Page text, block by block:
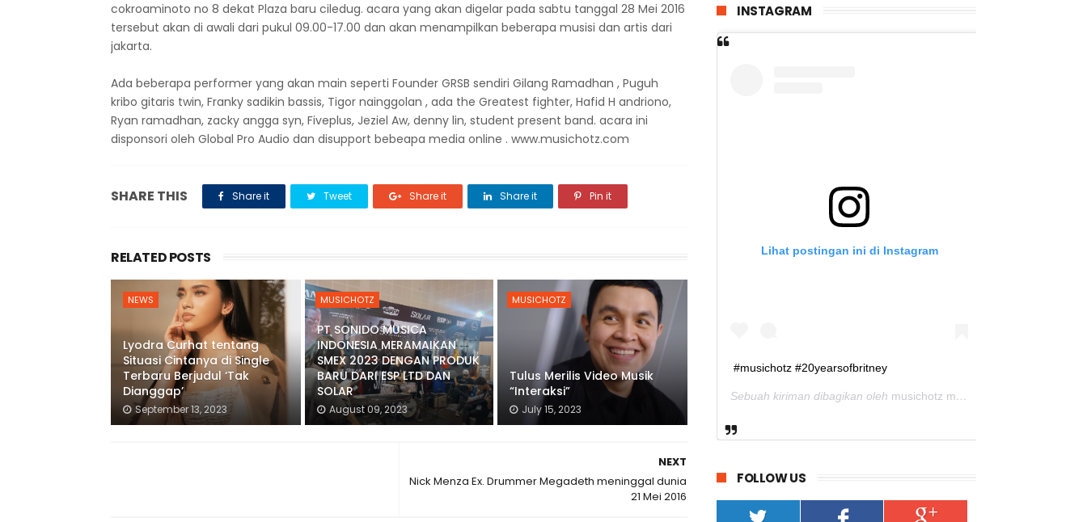
cokroaminoto no 8 dekat Plaza baru ciledug. acara yang akan digelar pada sabtu tanggal 28 Mei 2016
tersebut akan di awali dari pukul 09.00-17.00 dan akan menampilkan beberapa musisi dan artis dari
jakarta.
Ada beberapa performer yang akan main seperti Founder GRSB sendiri Gilang Ramadhan , Puguh
kribo gitaris twin, Franky sadikin bassis, Tigor nainggolan , ada the Greatest fighter, Hafid H andriono,
Ryan ramadhan, zacky angga syn, Fiveplus, Jeziel Aw, denny lin, student present band. acara ini
disponsori oleh Global Pro Audio dan disupport bebeapa media online . www.musichotz.com
SHARE THIS Share it Tweet Share it Share it Pin it
RELATED POSTS
NEWS
Lyodra Curhat tentang
Situasi Cintanya di Single
Terbaru Berjudul ‘Tak
Dianggap’
September 13, 2023
MUSICHOTZ
PT SONIDO MUSICA
INDONESIA MERAMAIKAN
SMEX 2023 DENGAN PRODUK
BARU DARI ESP LTD DAN
SOLAR
August 09, 2023
MUSICHOTZ
Tulus Merilis Video Musik
“Interaksi”
July 15, 2023
NEXT
Nick Menza Ex. Drummer Megadeth meninggal dunia
21 Mei 2016
INSTAGRAM
Lihat postingan ini di Instagram
#musichotz #20yearsofbritney
Sebuah kiriman dibagikan oleh musichotz magz
FOLLOW US